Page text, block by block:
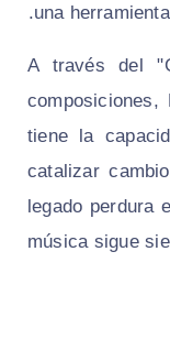
una
A través del
composiciones,
tiene la
catalizar
legado perdura
música sigue